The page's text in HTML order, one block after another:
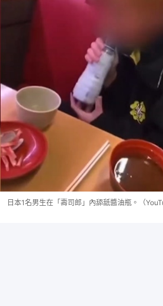
日本1名男生在「壽司郎」內舔舐醬油瓶。（